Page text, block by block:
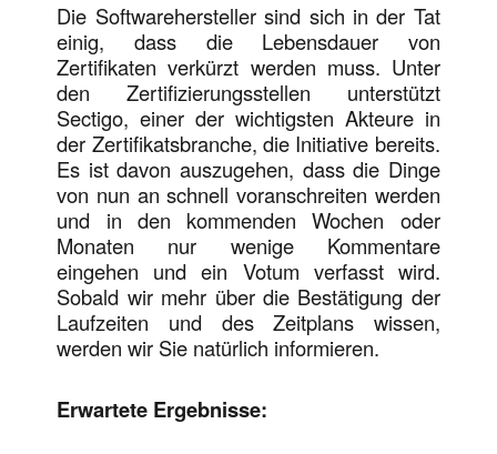
Die Softwarehersteller sind sich in der Tat
einig, dass die Lebensdauer von
Zertifikaten verkürzt werden muss. Unter
den Zertifizierungsstellen unterstützt
Sectigo, einer der wichtigsten Akteure in
der Zertifikatsbranche, die Initiative bereits.
Es ist davon auszugehen, dass die Dinge
von nun an schnell voranschreiten werden
und in den kommenden Wochen oder
Monaten nur wenige Kommentare
eingehen und ein Votum verfasst wird.
Sobald wir mehr über die Bestätigung der
Laufzeiten und des Zeitplans wissen,
werden wir Sie natürlich informieren.
Erwartete Ergebnisse: